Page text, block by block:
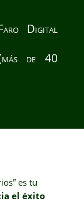
Digital
de 40
es tu
el éxito